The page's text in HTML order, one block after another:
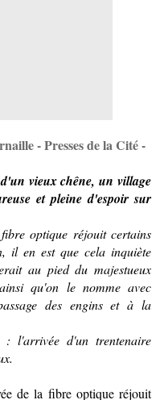
- Presses de la Cité -
vieux chêne, un village
et pleine d'espoir sur
optique réjouit certains
il en est que cela inquiète
au pied du majestueux
qu'on le nomme avec
des engins et à la
l'arrivée d'un trentenaire
de la fibre optique réjouit